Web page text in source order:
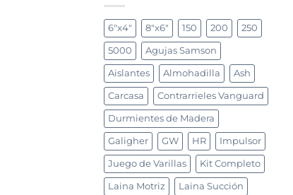
6"x4" 8"x6" 150 200 250
5000 Agujas Samson
Aislantes Almohadilla Ash
Carcasa Contrarrieles Vanguard
Durmientes de Madera
Galigher GW HR Impulsor
Juego de Varillas Kit Completo
Laina Motriz Laina Succión